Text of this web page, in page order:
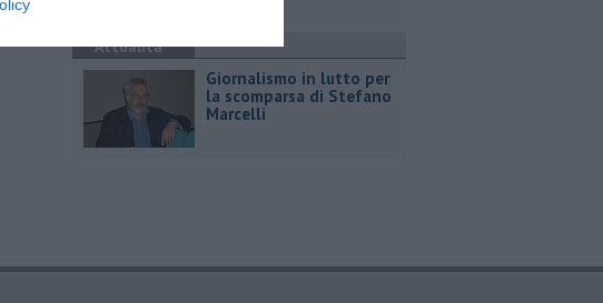
Attualità
Giornalismo in lutto per
la scomparsa di Stefano
Marcelli